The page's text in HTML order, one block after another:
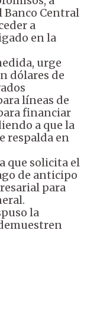
Central
a
en la
urge
dólares de
líneas de
financiar
a que la
respalda en
que solicita el
de anticipo
para
la